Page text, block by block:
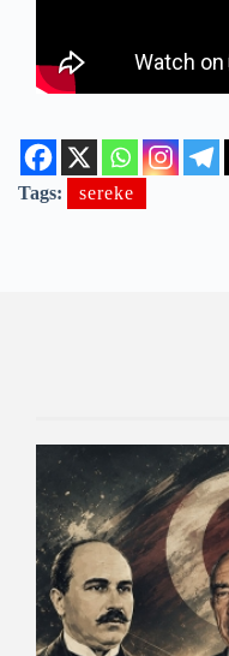
Tags: sereke